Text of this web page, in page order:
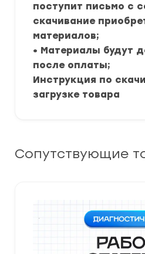
поступит письмо с
скачивание
материалов;
• Материалы будут
после оплаты;
Инструкция по
загрузке товара
Сопутствующие